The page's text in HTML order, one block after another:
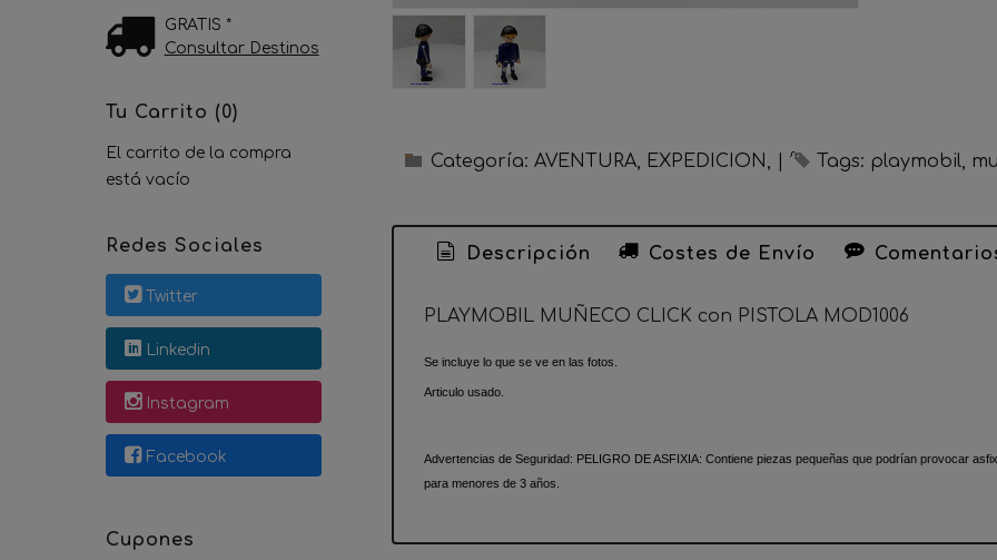
GRATIS *
Consultar Destinos
Tu Carrito (0)
El carrito de la compra
está vacío
Redes Sociales
Twitter
Linkedin
Instagram
Facebook
Cupones
Categoría: AVENTURA, EXPEDICION, Tags: playmobil
Descripción Costes de Envío
PLAYMOBIL MUÑECO CLICK con PISTOLA MOD1006
Se incluye lo que se ve en las fotos.
Articulo usado.
Advertencias de Seguridad: PELIGRO DE ASFIXIA: Contiene piezas pequeñas que podrían provocar
para menores de 3 años.